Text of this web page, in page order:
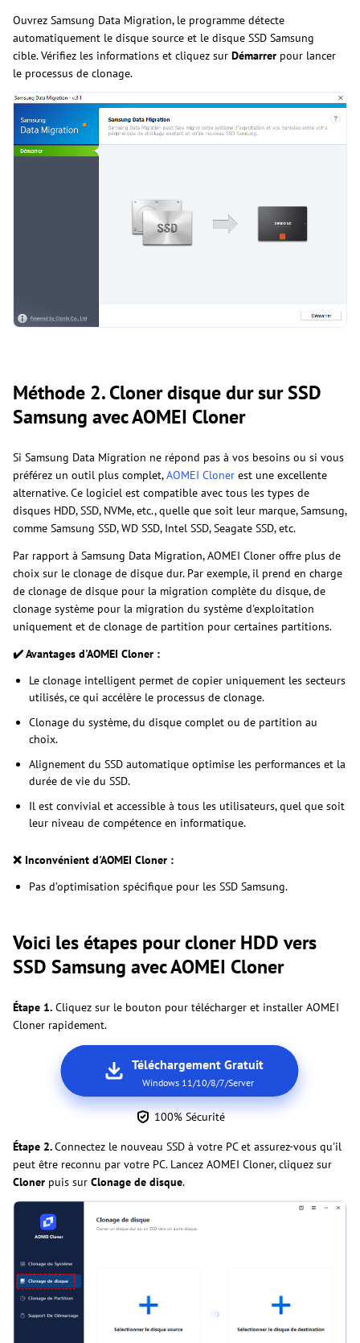
Ouvrez Samsung Data Migration, le programme détecte
automatiquement le disque source et le disque SSD Samsung
cible. Vérifiez les informations et cliquez sur Démarrer pour lancer
le processus de clonage.
Méthode 2. Cloner disque dur sur SSD
Samsung avec AOMEI Cloner
Si Samsung Data Migration ne répond pas à vos besoins ou si vous
préférez un outil plus complet,AOMEI Cloner est une excellente
alternative. Ce logiciel est compatible avec tous les types de
disques HDD, SSD, NVMe, etc., quelle que soit leur marque, Samsung,
comme Samsung SSD, WD SSD, Intel SSD, Seagate SSD, etc.
Par rapport à Samsung Data Migration, AOMEI Cloner offre plus de
choix sur le clonage de disque dur. Par exemple, il prend en charge
de clonage de disque pour la migration complète du disque, de
clonage système pour la migration du système d'exploitation
uniquement et de clonage de partition pour certaines partitions.
✔️ Avantages d'AOMEI Cloner :
Le clonage intelligent permet de copier uniquement les secteurs
utilisés, ce qui accélère le processus de clonage.
Clonage du système, du disque complet ou de partition au
choix.
Alignement du SSD automatique optimise les performances et la
durée de vie du SSD.
Il est convivial et accessible à tous les utilisateurs, quel que soit
leur niveau de compétence en informatique.
❌ Inconvénient d'AOMEI Cloner :
Pas d’optimisation spécifique pour les SSD Samsung.
Voici les étapes pour cloner HDD vers
SSD Samsung avec AOMEI Cloner
Étape 1. Cliquez sur le bouton pour télécharger et installer AOMEI
Cloner rapidement.
Téléchargement Gratuit
Windows 11/10/8/7/Server
100% Sécurité
Étape 2.Connectez le nouveau SSD à votre PC et assurez-vous qu'il
peut être reconnu par votre PC. Lancez AOMEI Cloner, cliquez sur
Cloner puis sur Clonage de disque.